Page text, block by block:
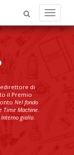
Menu
di
il Premio
Nel fondo
Time Machine.
Interno giallo.